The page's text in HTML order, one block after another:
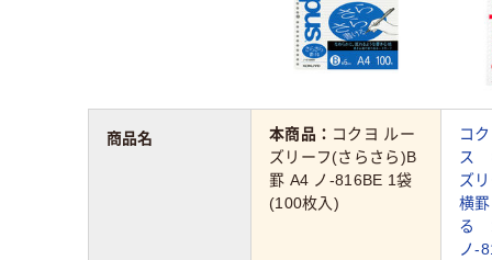
本商品： コクヨ ルー
ズリーフ(さらさら)B
罫 A4 ノ-816BE 1袋
(100枚入)
コ
ス
ズ
横
る
ノ-
商品名